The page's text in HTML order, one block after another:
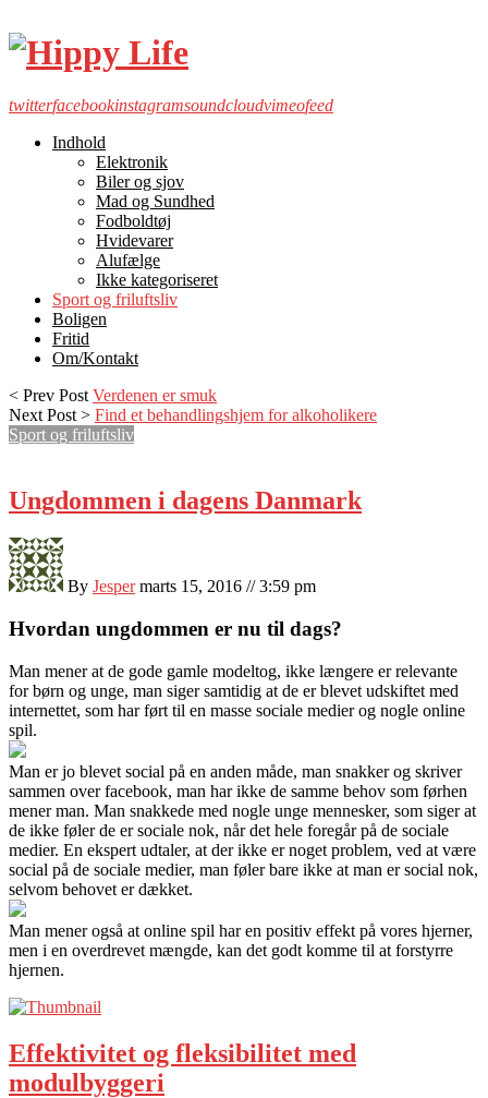
twitterfacebookinstagramsoundcloudvimeofeed
Indhold
Elektronik
Biler og sjov
Mad og Sundhed
Fodboldtøj
Hvidevarer
Alufælge
Ikke kategoriseret
Sport og friluftsliv
Boligen
Fritid
Om/Kontakt
< Prev Post Verdenen er smuk
Next Post > Find et behandlingshjem for alkoholikere
Sport og friluftsliv
Ungdommen i dagens Danmark
By Jesper marts 15, 2016 // 3:59 pm
Hvordan ungdommen er nu til dags?
Man mener at de gode gamle modeltog, ikke længere er relevante
for børn og unge, man siger samtidig at de er blevet udskiftet med
internettet, som har ført til en masse sociale medier og nogle online
spil.
Man er jo blevet social på en anden måde, man snakker og skriver
sammen over facebook, man har ikke de samme behov som førhen
mener man. Man snakkede med nogle unge mennesker, som siger at
de ikke føler de er sociale nok, når det hele foregår på de sociale
medier. En ekspert udtaler, at der ikke er noget problem, ved at være
social på de sociale medier, man føler bare ikke at man er social nok,
selvom behovet er dækket.
Man mener også at online spil har en positiv effekt på vores hjerner,
men i en overdrevet mængde, kan det godt komme til at forstyrre
hjernen.
Effektivitet og fleksibilitet med
modulbyggeri